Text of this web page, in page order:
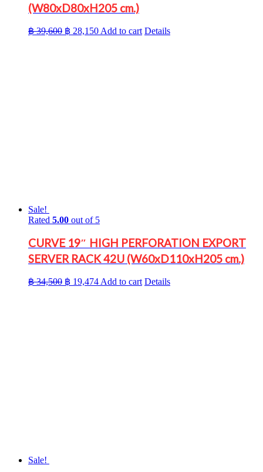
(W80xD80xH205 cm.)
฿39,600 Original
฿ 28,150Current
Add to cart Details
Sale!
Rated 5.00 out of 5
CURVE 19″ HIGH PERFORATION EXPORT
SERVER RACK 42U (W60xD110xH205 cm.)
฿34,500 Original
฿ 19,474Current
Add to cart Details
Sale!